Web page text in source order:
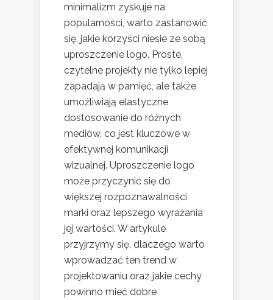
minimalizm zyskuje na
popularności, warto zastanowić
się, jakie korzyści niesie ze sobą
uproszczenie logo. Proste,
czytelne projekty nie tylko lepiej
zapadają w pamięć, ale także
umożliwiają elastyczne
dostosowanie do różnych
mediów, co jest kluczowe w
efektywnej komunikacji
wizualnej. Uproszczenie logo
może przyczynić się do
większej rozpoznawalności
marki oraz lepszego wyrażania
jej wartości. W artykule
przyjrzymy się, dlaczego warto
wprowadzać ten trend w
projektowaniu oraz jakie cechy
powinno mieć dobre